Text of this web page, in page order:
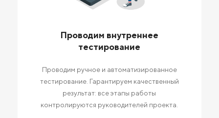
Проводим внутреннее
тестирование
Проводим ручное и автоматизированное
тестирование. Гарантируем качественный
результат: все этапы работы
контролируются руководителей проекта.